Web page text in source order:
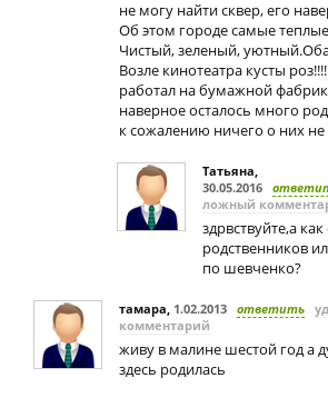
не могу найти сквер, его
Об этом городе самые
Чистый, зеленый,
Возле кинотеатра кусты
работал на бумажной
наверное осталось много
к сожалению ничего о них
Татьяна,
30.05.2016
ложный
здрвствуйте,а
родственников
по шевченко?
тамара, 1.02.2013 ответить
комментарий
живу в малине шестой год а
здесь родилась